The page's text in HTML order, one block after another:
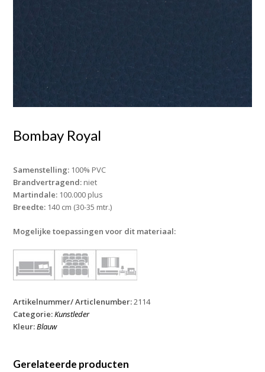
Bombay Royal
Samenstelling: 100% PVC
Brandvertragend: niet
Martindale: 100.000 plus
Breedte: 140 cm (30-35 mtr.)
Mogelijke toepassingen voor dit materiaal:
Artikelnummer/ Articlenumber:2114
Categorie:Kunstleder
Kleur:Blauw
Gerelateerde producten